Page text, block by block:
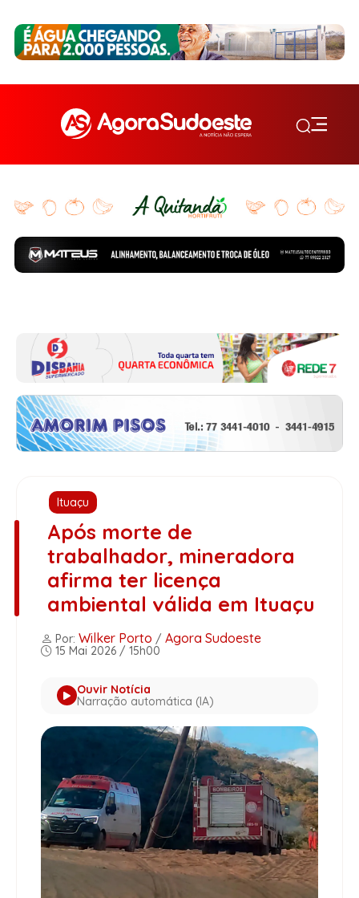
Ituaçu
Após morte de
trabalhador, mineradora
afirma ter licença
ambiental válida em Ituaçu
Por: Wilker Porto / Agora Sudoeste
15 Mai 2026 / 15h00
Ouvir Notícia
Narração automática (IA)